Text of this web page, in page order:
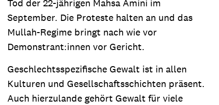
Tod der 22-jährigen Mahsa Amini im
September. Die Proteste halten an und das
Mullah-Regime bringt nach wie vor
Demonstrant:innen vor Gericht.
Geschlechtsspezifische Gewalt ist in allen
Kulturen und Gesellschaftsschichten präsent.
Auch hierzulande gehört Gewalt für viele